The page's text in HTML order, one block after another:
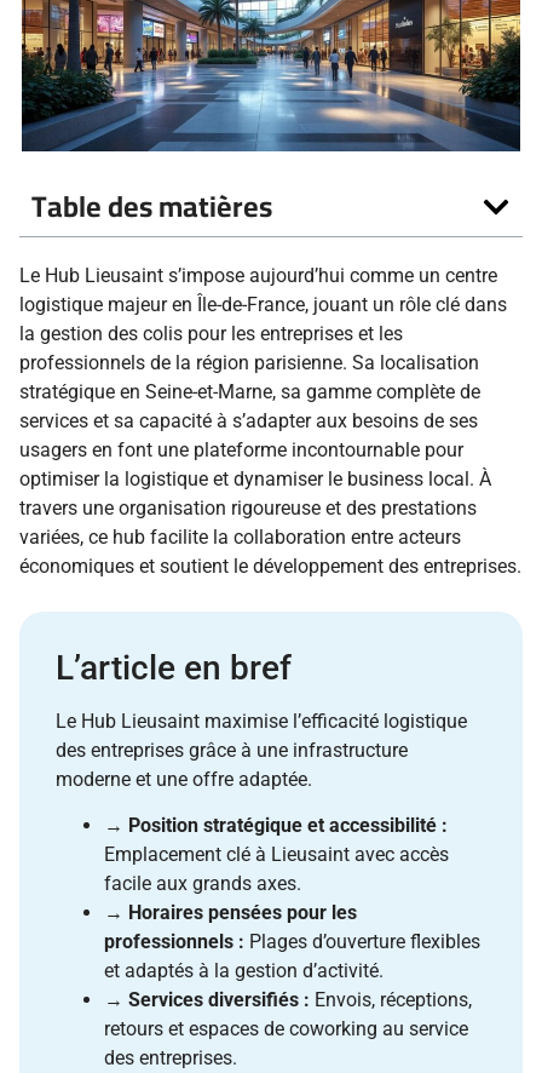
Table des matières
Le Hub Lieusaint s’impose aujourd’hui comme un centre
logistique majeur en Île-de-France, jouant un rôle clé dans
la gestion des colis pour les entreprises et les
professionnels de la région parisienne. Sa localisation
stratégique en Seine-et-Marne, sa gamme complète de
services et sa capacité à s’adapter aux besoins de ses
usagers en font une plateforme incontournable pour
optimiser la logistique et dynamiser le business local. À
travers une organisation rigoureuse et des prestations
variées, ce hub facilite la collaboration entre acteurs
économiques et soutient le développement des entreprises.
L’article en bref
Le Hub Lieusaint maximise l’efficacité logistique
des entreprises grâce à une infrastructure
moderne et une offre adaptée.
→ Position stratégique et accessibilité :
Emplacement clé à Lieusaint avec accès
facile aux grands axes.
→ Horaires pensées pour les
professionnels : Plages d’ouverture flexibles
et adaptés à la gestion d’activité.
→ Services diversifiés : Envois, réceptions,
retours et espaces de coworking au service
des entreprises.